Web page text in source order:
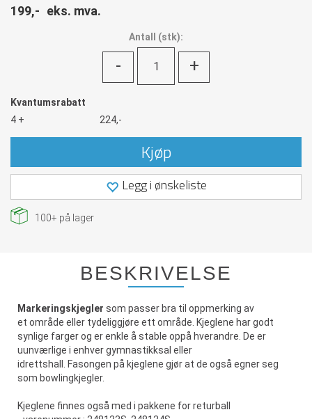
199,- eks. mva.
Antall (stk):
- +
Kvantumsrabatt
4 +
224,-
Kjøp
Legg i ønskeliste
100+ på lager
BESKRIVELSE
Markeringskjegler som passer bra til oppmerking av
et område eller tydeliggjøre ett område. Kjeglene har godt
synlige farger og er enkle å stable oppå hverandre. De er
uunværlige i enhver gymnastikksal eller
idrettshall. Fasongen på kjeglene gjør at de også egner seg
som bowlingkjegler.
Kjeglene finnes også med i pakkene for returball